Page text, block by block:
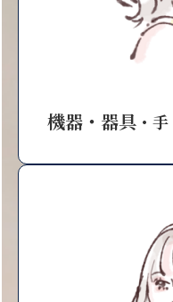
機器・器具 ・手